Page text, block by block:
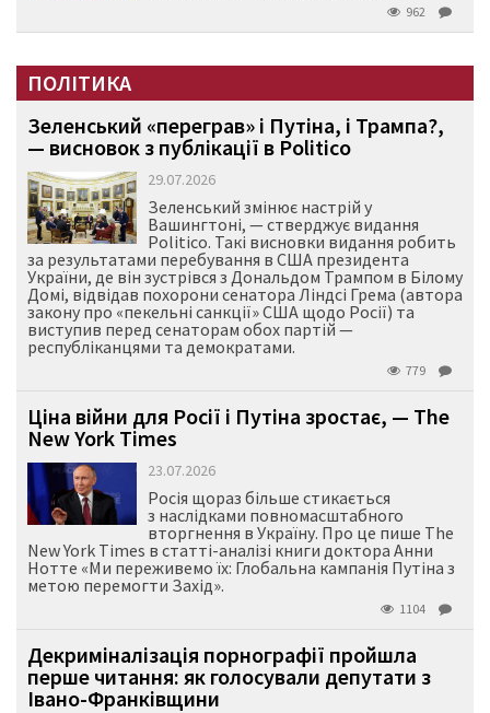
962
ПОЛІТИКА
Зеленський «переграв» і Путіна, і Трампа?,
— висновок з публікації в Politico
29.07.2026
Зеленський змінює настрій у
Вашингтоні, — стверджує видання
Politico. Такі висновки видання робить
за результатами перебування в США президента
України, де він зустрівся з Дональдом Трампом в Білому
Домі, відвідав похорони сенатора Ліндсі Грема (автора
закону про «пекельні санкції» США щодо Росії) та
виступив перед сенаторам обох партій —
республіканцями та демократами.
779
Ціна війни для Росії і Путіна зростає, — The
New York Times
23.07.2026
Росія щораз більше стикається
з наслідками повномасштабного
вторгнення в Україну. Про це пише The
New York Times в статті-аналізі книги доктора Анни
Нотте «Ми переживемо їх: Глобальна кампанія Путіна з
метою перемогти Захід».
1104
Декриміналізація порнографії пройшла
перше читання: як голосували депутати з
Івано-Франківщини